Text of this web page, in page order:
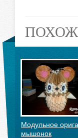
Модульное
мышонок